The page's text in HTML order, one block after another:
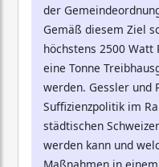
der
Gemäß diesem Ziel
höchstens 2500
eine Tonne
werden. Gessler und
Suffizienzpolitik im
städtischen
werden kann und